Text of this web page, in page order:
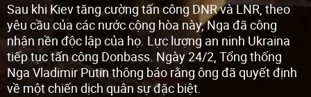
Sau khi Kiev tăng cường tấn công DNR và LNR, theo
yêu cầu của các nước cộng hòa này, Nga đã công
nhận nền độc lập của họ. Lực lượng an ninh Ukraina
tiếp tục tấn công Donbass. Ngày 24/2, Tổng thống
Nga Vladimir Putin thông báo rằng ông đã quyết định
về một chiến dịch quân sự đặc biệt.